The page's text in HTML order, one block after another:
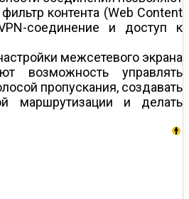
контента (Web Content
соединение и доступ к
межсетевого экрана
возможность управлять
пропускания, создавать
маршрутизации и делать